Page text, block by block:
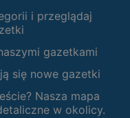
i przeglądaj
gazetkami
się nowe gazetki
Nasza mapa
w okolicy.